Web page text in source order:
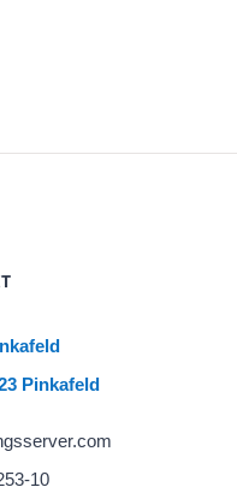
Pinkafeld
10